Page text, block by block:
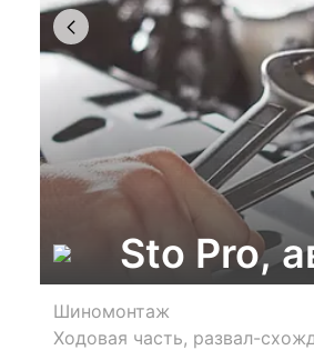
Sto Pro,
Шиномонтаж
Ходовая часть, развал-